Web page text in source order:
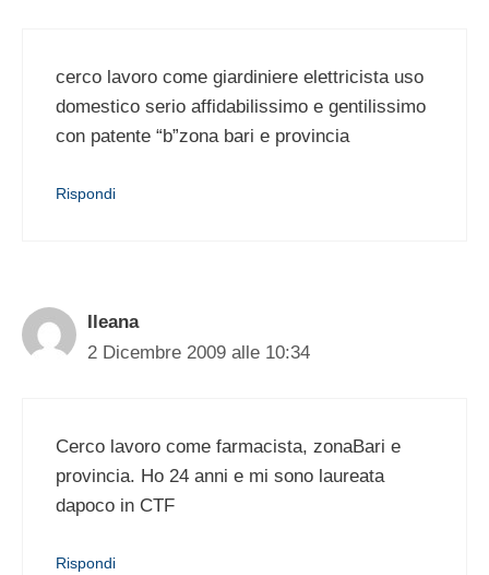
cerco lavoro come giardiniere elettricista uso
domestico serio affidabilissimo e gentilissimo
con patente “b”zona bari e provincia
Rispondi
Ileana
2 Dicembre 2009 alle 10:34
Cerco lavoro come farmacista, zonaBari e
provincia. Ho 24 anni e mi sono laureata
dapoco in CTF
Rispondi